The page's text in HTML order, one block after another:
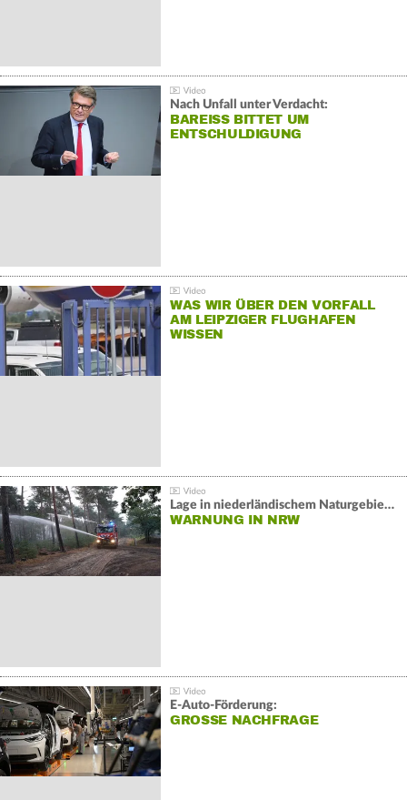
Nach Unfall unter Verdacht:
BAREISS BITTET UM E
NTSCHULDIGUNG
WAS WIR ÜBER DEN VORFALL
AM LEIPZIGER FLUGHAFEN
WISSEN
Lage in niederländischem Naturgebiet stabil
WARNUNG IN NRW
E-Auto-Förderung:
GROSSE NACHFRAGE